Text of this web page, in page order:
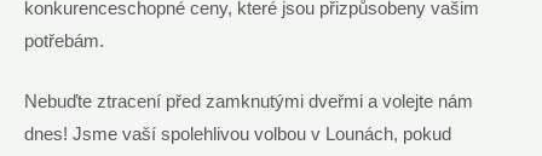
konkurenceschopné ceny, které jsou přizpůsobeny vašim
potřebám.
Nebuďte ztracení před zamknutými dveřmi a volejte nám
dnes! Jsme vaší spolehlivou volbou v Lounách, pokud